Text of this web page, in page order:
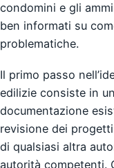
condomini e gli
ben informati su
problematiche.
Il primo passo
edilizie consiste in
documentazione
revisione dei
di qualsiasi altra
autorità competenti.